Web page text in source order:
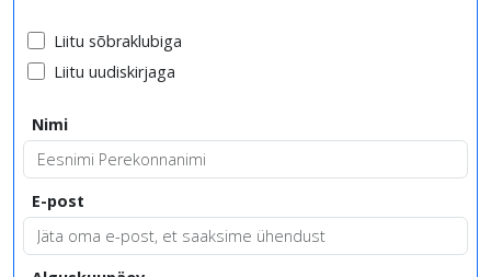
Liitu sõbraklubiga
Liitu uudiskirjaga
Nimi
E-post